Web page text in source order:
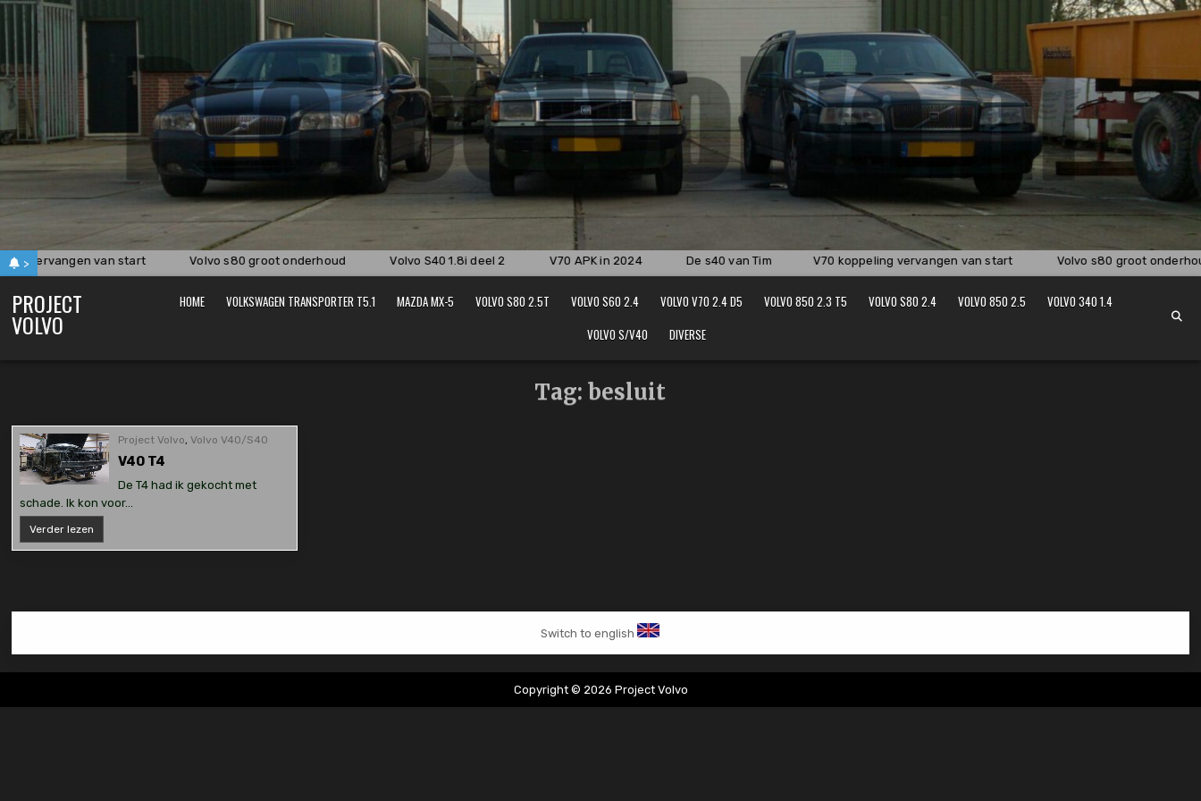
Skip
>
vervangen van start Volvo s80 groot onderhoud Volvo S40 1.8i deel 2 V70 APK in 2024 De s40 van Tim V70 koppeling vervangen van start Volvo s80 groot onderhoud
PROJECT
VOLVO
HOME VOLKSWAGEN TRANSPORTER T5.1 MAZDA MX-5 VOLVO S80 2.5T VOLVO S60 2.4 VOLVO V70 2.4 D5 VOLVO 850 2.3 T5 VOLVO S80 2.4 VOLVO 850 2.5
VOLVO 340 1.4
VOLVO S/V40
DIVERSE
Tag:besluit
Project Volvo,Volvo V40/S40
V40 T4
De T4 had ik gekocht met
schade. Ik kon voor…
Verder lezen
T4
Switch to english
Copyright © 2026 Project Volvo